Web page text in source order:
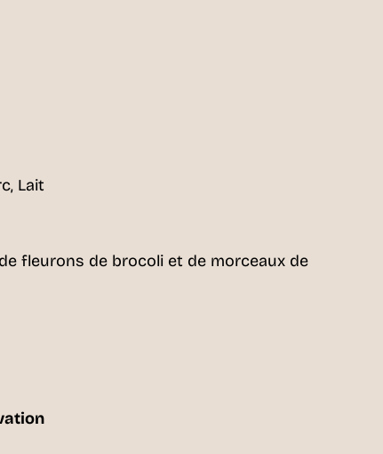
Lait
fleurons de brocoli et de morceaux de